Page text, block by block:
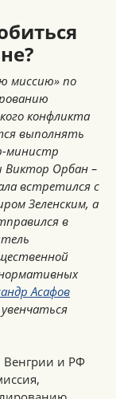
миссию» по
конфликта
выполнять
министр
Виктор Орбан –
встретился с
Зеленским, а
в
Асафов
Венгрии и РФ